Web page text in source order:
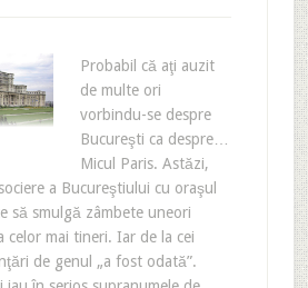
Probabil că aţi auzit
de multe ori
vorbindu-se despre
Bucureşti ca despre…
Micul Paris. Astăzi,
a Bucureştiului cu oraşul
să smulgă zâmbete uneori
celor mai tineri. Iar de la cei
de genul „a fost odată”.